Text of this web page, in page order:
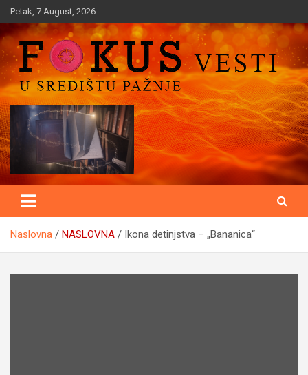
Skip
to
content
Petak, 7 August, 2026
Fokusvesti
U središtu pažnje
Naslovna NASLOVNA Ikona detinjstva – „Bananica“